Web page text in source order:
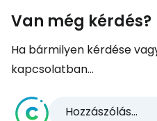
Van még kérdés?
Ha bármilyen kérdése
kapcsolatban...
Hozzászólás...